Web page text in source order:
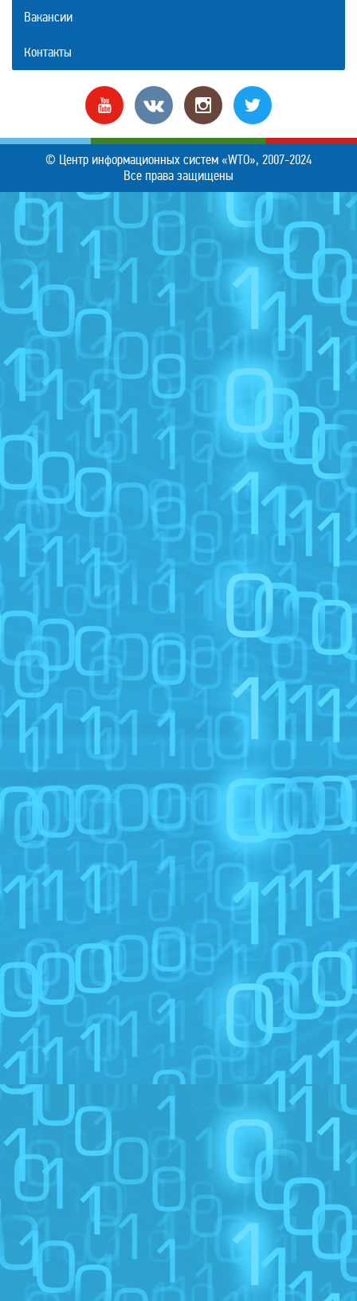
Вакансии
Контакты
© Центр информационных систем «WTO», 2007-2024
Все права защищены